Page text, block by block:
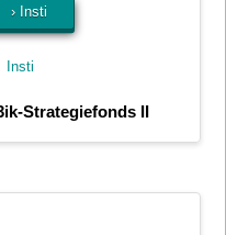
› Insti
Insti
Strategiefonds II